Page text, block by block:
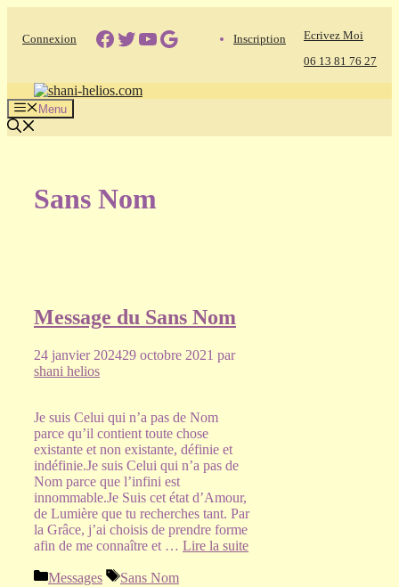
contenu
Connexion Facebook
Twitter
YouTube
Google Inscription
Ecrivez Moi
06 13 81 76 27
Menu
Sans Nom
Message du Sans Nom
24 janvier 202429 octobre 2021 par
shani helios
Je suis Celui qui n’a pas de Nom
parce qu’il contient toute chose
existante et non existante, définie et
indéfinie.Je suis Celui qui n’a pas de
Nom parce que l’infini est
innommable.Je Suis cet état d’Amour,
de Lumière que tu recherches tant. Par
la Grâce, j’ai choisis de prendre forme
afin de me connaître et … Lire la suite
Catégories
Messages Étiquettes
Sans Nom